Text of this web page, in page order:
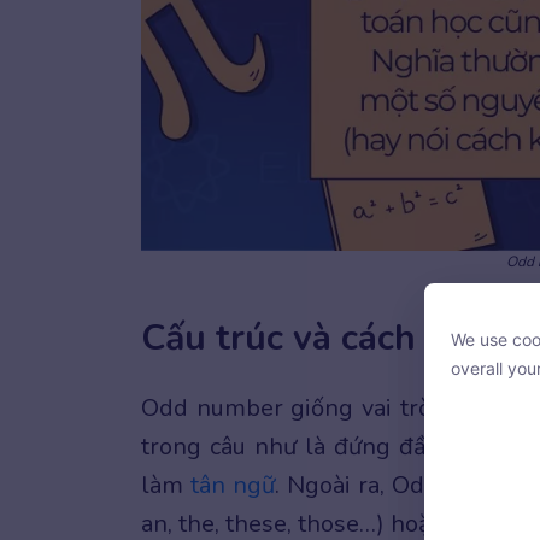
Odd
Cấu trúc và cách dùng
Odd number giống vai trò là một
trong câu như là đứng đầu câu
làm tân ngữ. Ngoài ra, Odd number
an, the, these, those…) hoặc sau các
We use
overall
We use
overall